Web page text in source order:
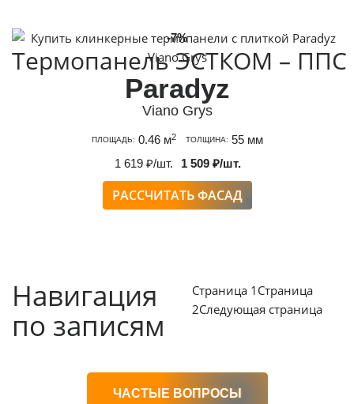
-7%
Термопанель ЭСТКОМ – ППС
Paradyz
Viano Grys
ПЛОЩАДЬ: 0.46 м2 ТОЛЩИНА: 55 мм
1 619 ₽/шт.
1 509 ₽/шт.
РАССЧИТАТЬ ФАСАД
Навигация
по записям
Страница 1 Страница
2Следующая страница
ЧАСТЫЕ ВОПРОСЫ